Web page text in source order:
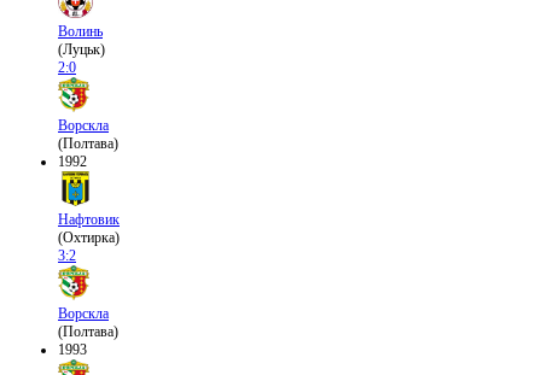
Волинь
(Луцьк)
2:0
Ворскла
(Полтава)
1992
Нафтовик
(Охтирка)
3:2
Ворскла
(Полтава)
1993